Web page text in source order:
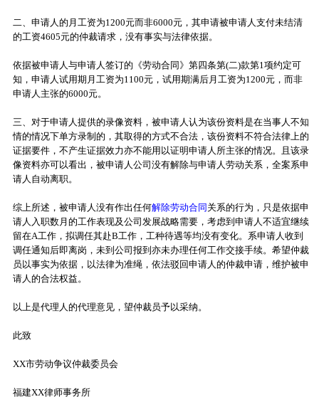
二、申请人的月工资为1200元而非6000元，其申请被申请人支付未结清
的工资4605元的仲裁请求，没有事实与法律依据。
依据被申请人与申请人签订的《劳动合同》第四条第(二)款第1项约定可
知，申请人试用期月工资为1100元，试用期满后月工资为1200元，而非
申请人主张的6000元。
三、对于申请人提供的录像资料，被申请人认为该份资料是在当事人不知
情的情况下单方录制的，其取得的方式不合法，该份资料不符合法律上的
证据要件，不产生证据效力亦不能用以证明申请人所主张的情况。且该录
像资料亦可以看出，被申请人公司没有解除与申请人劳动关系，全案系申
请人自动离职。
综上所述，被申请人没有作出任何解除劳动合同关系的行为，只是依据申
请人入职数月的工作表现及公司发展战略需要，考虑到申请人不适宜继续
留在A工作，拟调任其赴B工作，工种待遇等均没有变化。系申请人收到
调任通知后即离岗，未到公司报到亦未办理任何工作交接手续。希望仲裁
员以事实为依据，以法律为准绳，依法驳回申请人的仲裁申请，维护被申
请人的合法权益。
以上是代理人的代理意见，望仲裁员予以采纳。
此致
XX市劳动争议仲裁委员会
福建XX律师事务所